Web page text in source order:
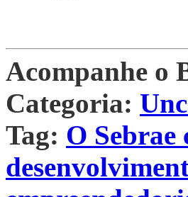
Acompanhe o
Categoria:
Tag: O Sebrae